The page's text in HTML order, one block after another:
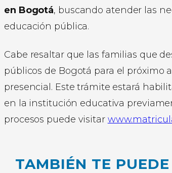
en Bogotá, buscando atender las
educación pública.
Cabe resaltar que las familias que
públicos de Bogotá para el próximo
presencial. Este trámite estará
en la institución educativa
procesos puede visitar
TAMBIÉN TE